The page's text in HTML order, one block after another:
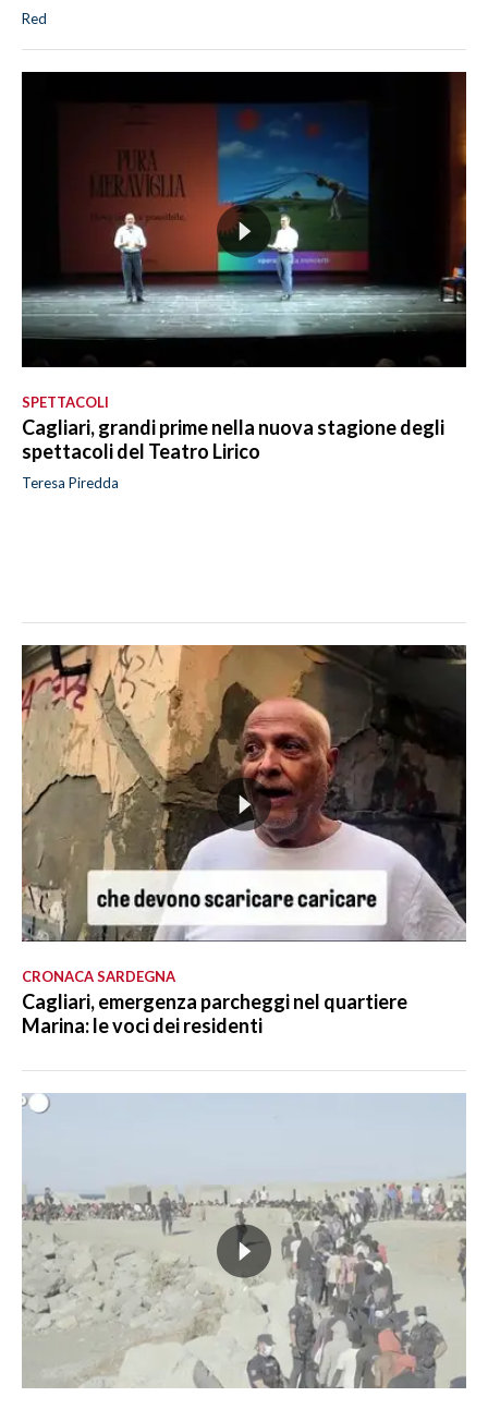
Red
SPETTACOLI
Cagliari, grandi prime nella nuova stagione degli
spettacoli del Teatro Lirico
Teresa Piredda
CRONACA SARDEGNA
Cagliari, emergenza parcheggi nel quartiere
Marina: le voci dei residenti